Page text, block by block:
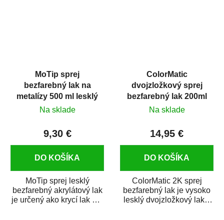
MoTip sprej
bezfarebný lak na
metalízy 500 ml lesklý
Na sklade
9,30 €
DO KOŠÍKA
MoTip sprej lesklý
bezfarebný akrylátový lak
je určený ako krycí lak pre
ColorMatic
dvojzložkový sprej
bezfarebný lak 200ml
Na sklade
14,95 €
DO KOŠÍKA
ColorMatic 2K sprej
bezfarebný lak je vysoko
lesklý dvojzložkový lak s